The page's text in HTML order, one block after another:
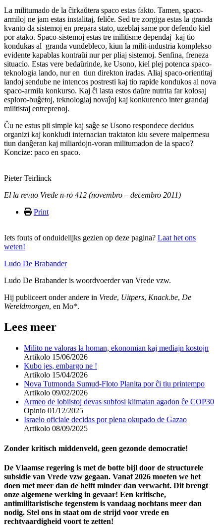
La militumado de la ĉirkaŭtera spaco estas fakto. Tamen, spaco-
armiloj ne jam estas instalitaj, feliĉe. Sed tre zorgiga estas la granda
kvanto da sistemoj en prepara stato, uzeblaj same por defendo kiel
por atako. Spaco-sistemoj estas tre militisme dependaj kaj tio
kondukas al granda vundebleco, kiun la milit-industria komplekso
evidente kapablas kontraŭi nur per pliaj sistemoj. Senfina, freneza
situacio. Estas vere bedaŭrinde, ke Usono, kiel plej potenca spaco-
teknologia lando, nur en tiun direkton iradas. Aliaj spaco-orientitaj
landoj sendube ne intencos postresti kaj tio rapide kondukos al nova
spaco-armila konkurso. Kaj ĉi lasta estos daŭre nutrita far kolosaj
esploro-buĝetoj, teknologiaj novaĵoj kaj konkurenco inter grandaj
militistaj entreprenoj.
Ĉu ne estus pli simple kaj saĝe se Usono respondece decidus
organizi kaj konkludi internacian traktaton kiu severe malpermesu
tiun danĝeran kaj miliardojn-voran militumadon de la spaco?
Koncize: paco en spaco.
Pieter Teirlinck
El la revuo Vrede n-ro 412 (novembro – decembro 2011)
Print
Iets fouts of onduidelijks gezien op deze pagina? Laat het ons
weten!
Ludo De Brabander
Ludo De Brabander is woordvoerder van Vrede vzw.
Hij publiceert onder andere in Vrede, Uitpers, Knack.be, De
Wereldmorgen, en Mo*.
Lees meer
Milito ne valoras la homan, ekonomian kaj mediajn kostojn
Artikolo 15/06/2026
Kubo jes, embargo ne !
Artikolo 15/04/2026
Nova Tutmonda Sumud-Floto Planita por ĉi tiu printempo
Artikolo 09/02/2026
Armeo de lobiistoj devas subfosi klimatan agadon ĉe COP30
Opinio 01/12/2025
Israelo oficiale decidas por plena okupado de Gazao
Artikolo 08/09/2025
Zonder kritisch middenveld, geen gezonde democratie!
De Vlaamse regering is met de botte bijl door de structurele
subsidie van Vrede vzw gegaan. Vanaf 2026 moeten we het
doen met meer dan de helft minder dan verwacht. Dit brengt
onze algemene werking in gevaar! Een kritische,
antimilitaristische tegenstem is vandaag nochtans meer dan
nodig. Stel ons in staat om de strijd voor vrede en
rechtvaardigheid voort te zetten!